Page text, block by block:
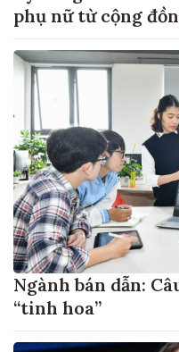
phụ nữ từ cộng
Ngành bán dẫn:
“tinh hoa”